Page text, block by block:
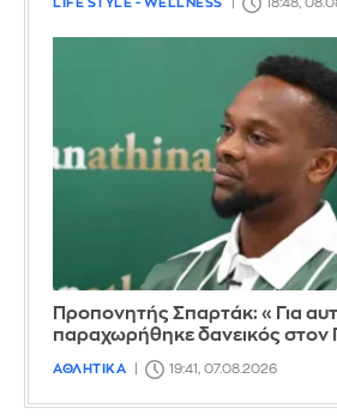
Προπονητής Σπαρτάκ: «Για
παραχωρήθηκε δανεικός στον
ΑΘΛΗΤΙΚΑ 19:41, 07.08.2026